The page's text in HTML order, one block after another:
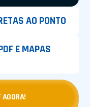
AO PONTO
E MAPAS